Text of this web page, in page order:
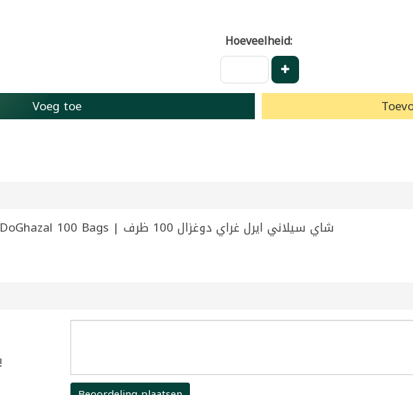
Hoeveelheid:
Voeg toe
Ceylon Tea Earl Grey DoGhazal 100 Bags | شاي سيلاني ايرل غراي دوغزال 100 ظرف